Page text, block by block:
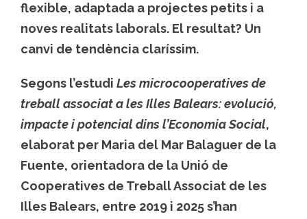
flexible, adaptada a projectes petits i a
noves realitats laborals. El resultat? Un
canvi de tendència claríssim.
Segons l’estudi Les microcooperatives de
treball associat a les Illes Balears: evolució,
impacte i potencial dins l’Economia Social,
elaborat per Maria del Mar Balaguer de la
Fuente, orientadora de la Unió de
Cooperatives de Treball Associat de les
Illes Balears, entre 2019 i 2025 s’han